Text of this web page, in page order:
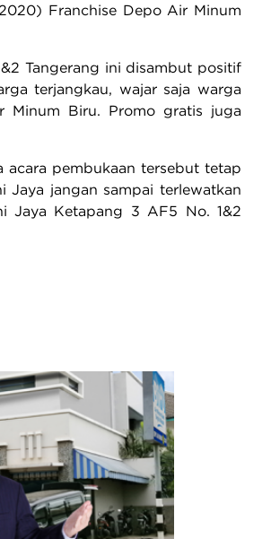
Franchise Depo Air Minum
Tangerang ini disambut positif
terjangkau, wajar saja warga
Minum Biru. Promo gratis juga
pembukaan tersebut tetap
Jaya jangan sampai terlewatkan
Jaya Ketapang 3 AF5 No. 1&2